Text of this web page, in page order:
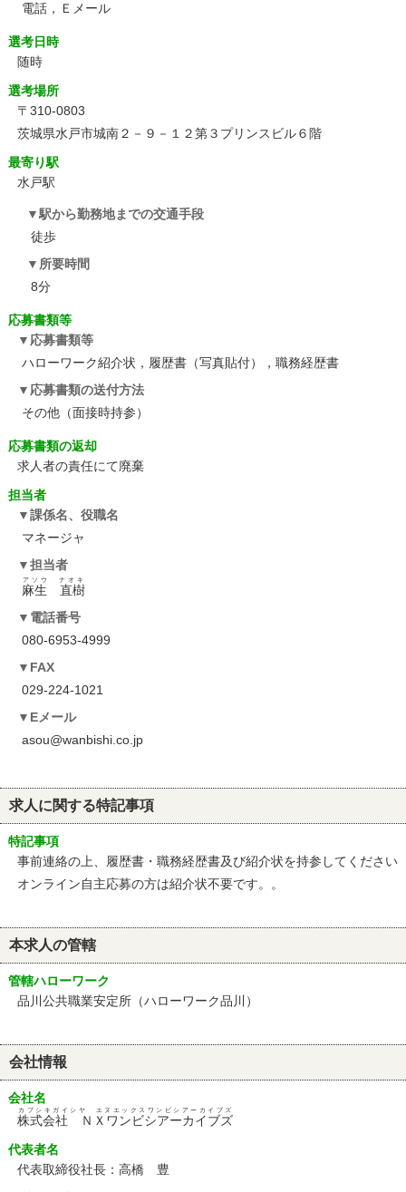
電話，Ｅメール
選考日時
随時
選考場所
〒310-0803
茨城県水戸市城南２－９－１２第３プリンスビル６階
最寄り駅
水戸駅
駅から勤務地までの交通手段
徒歩
所要時間
8分
応募書類等
応募書類等
ハローワーク紹介状，履歴書（写真貼付），職務経歴書
応募書類の送付方法
その他（面接時持参）
応募書類の返却
求人者の責任にて廃棄
担当者
課係名、役職名
マネージャ
担当者
麻生 直樹
アソウ ナオキ
電話番号
080-6953-4999
FAX
029-224-1021
Eメール
asou@wanbishi.co.jp
求人に関する特記事項
特記事項
事前連絡の上、履歴書・職務経歴書及び紹介状を持参してください
オンライン自主応募の方は紹介状不要です。。
本求人の管轄
管轄ハローワーク
品川公共職業安定所（ハローワーク品川）
会社情報
会社名
株式会社 ＮＸワンビシアーカイブズ
カブシキガイシヤ エヌエックスワンビシアーカイブズ
代表者名
代表取締役社長：高橋 豊